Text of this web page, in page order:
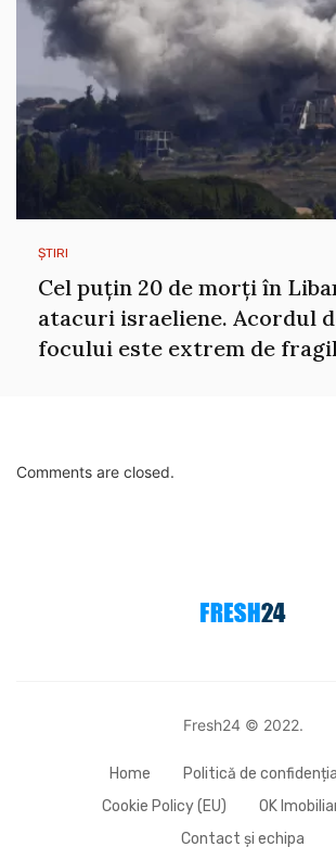
ȘTIRI
Cel puțin 20 de morți în
atacuri israeliene. Acordul
focului este extrem de
Comments are closed.
Fresh24 © 2022.
Home
Politică de
Cookie Policy (EU)
OK
Contact și echipa